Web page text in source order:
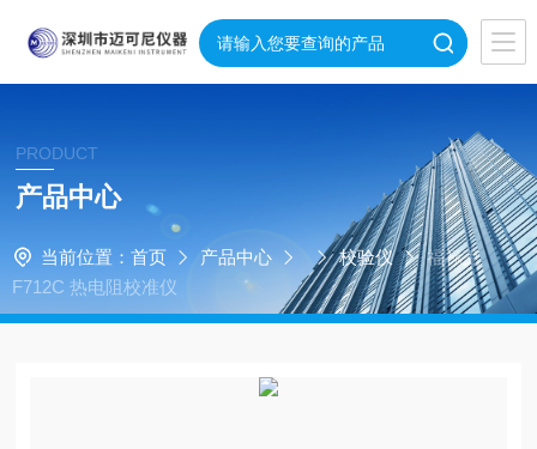
PRODUCT
产品中心
当前位置： 首页 产品中心 校验仪
福禄克
F712C 热电阻校准仪